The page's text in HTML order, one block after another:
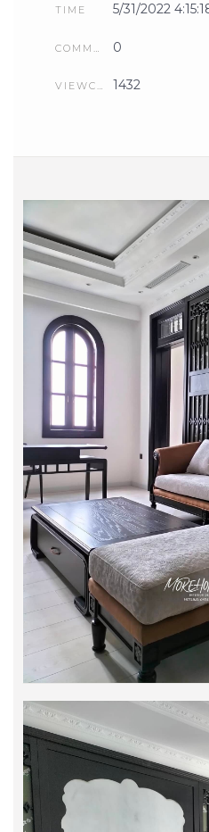
TIME
5/31/2022
0
VIEWCOUNT 1432